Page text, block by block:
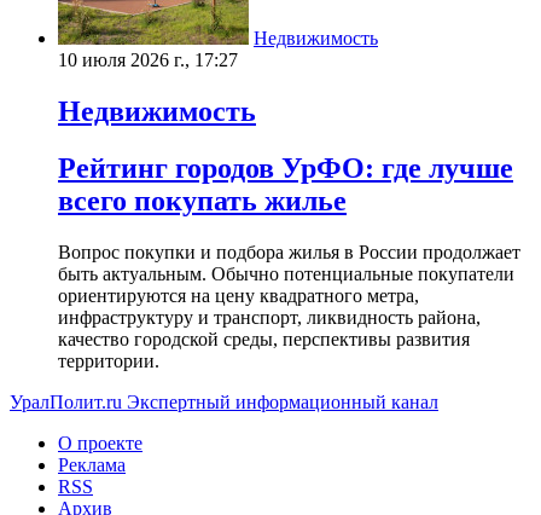
Недвижимость
10 июля 2026 г., 17:27
Недвижимость
Рейтинг городов УрФО: где лучше
всего покупать жилье
Вопрос покупки и подбора жилья в России продолжает
быть актуальным. Обычно потенциальные покупатели
ориентируются на цену квадратного метра,
инфраструктуру и транспорт, ликвидность района,
качество городской среды, перспективы развития
территории.
УралПолит.ru Экспертный информационный канал
О проекте
Реклама
RSS
Архив